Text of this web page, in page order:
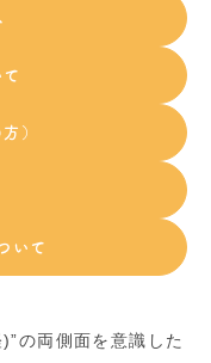
）
いて
の両側面を意識した